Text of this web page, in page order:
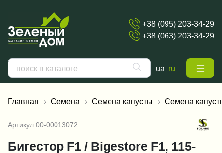
+38 (095) 203-34-29
+38 (063) 203-34-29
ua ru
Главная Семена Семена капусты Семена
Артикул 00-00013072
Бигестор F1 / Bigestore F1, 115-